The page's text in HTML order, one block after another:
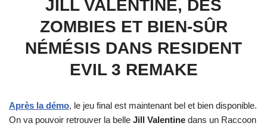
JILL VALENTINE, DES
ZOMBIES ET BIEN-SÛR
NÉMÉSIS DANS RESIDENT
EVIL 3 REMAKE
Après la démo, le jeu final est maintenant bel et bien disponible.
On va pouvoir retrouver la belle Jill Valentine dans un Raccoon